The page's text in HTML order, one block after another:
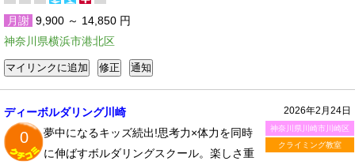
月謝 9,900 ～ 14,850 円
神奈川県横浜市港北区
2026年2月24日
神奈川県川崎市川崎区
クライミング教室
ディーボルダリング川崎
0
夢中になるキッズ続出!思考力×体力を同時
に伸ばすボルダリングスクール。楽しさ重